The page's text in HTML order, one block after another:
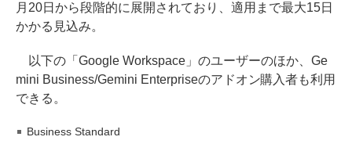
月20日から段階的に展開されており、適用まで最大15日
かかる見込み。
以下の「Google Workspace」のユーザーのほか、Ge
mini Business/Gemini Enterpriseのアドオン購入者も利用
できる。
Business Standard